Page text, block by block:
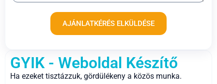
GYIK - Weboldal Készítő
Ha ezeket tisztázzuk, gördülékeny a közös munka.
AJÁNLATKÉRÉS ELKÜLDÉSE